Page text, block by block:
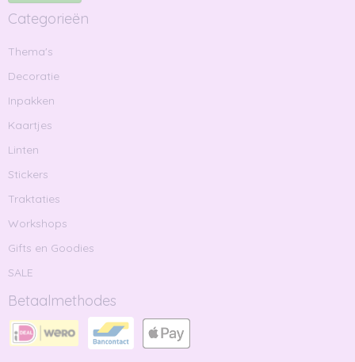
Categorieën
Thema's
Decoratie
Inpakken
Kaartjes
Linten
Stickers
Traktaties
Workshops
Gifts en Goodies
SALE
Betaalmethodes